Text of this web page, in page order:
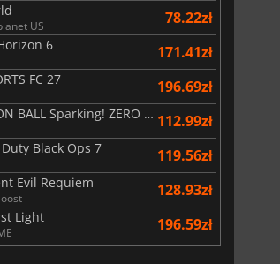
US 78.22zł
6 171.41zł
FC 27 196.69zł
DRAGON BALL Sparking! ZERO Super Limit Breaking NEO 112.99zł
Black Ops 7 119.56zł
Evil Requiem 128.93zł
Light 196.59zł